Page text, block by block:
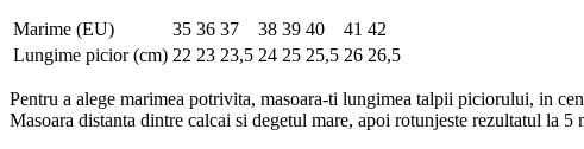
Marime (EU) 35 36 37 38 39 40 41 42
Lungime picior (cm) 22 23 23,5 24 25 25,5 26 26,5
Pentru a alege marimea potrivita, masoara-ti lungimea talpii piciorului, in
Masoara distanta dintre calcai si degetul mare, apoi rotunjeste rezultatul la